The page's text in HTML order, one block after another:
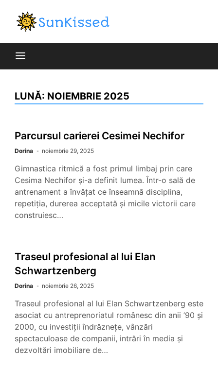
content
LUNĂ: NOIEMBRIE 2025
Parcursul carierei Cesimei Nechifor
Dorina noiembrie 29, 2025
Gimnastica ritmică a fost primul limbaj prin care
Cesima Nechifor și-a definit lumea. Într-o sală de
antrenament a învățat ce înseamnă disciplina,
repetiția, durerea acceptată și micile victorii care
construiesc…
Traseul profesional al lui Elan
Schwartzenberg
Dorina noiembrie 26, 2025
Traseul profesional al lui Elan Schwartzenberg este
asociat cu antreprenoriatul românesc din anii ’90 și
2000, cu investiții îndrăznețe, vânzări
spectaculoase de companii, intrări în media și
dezvoltări imobiliare de…